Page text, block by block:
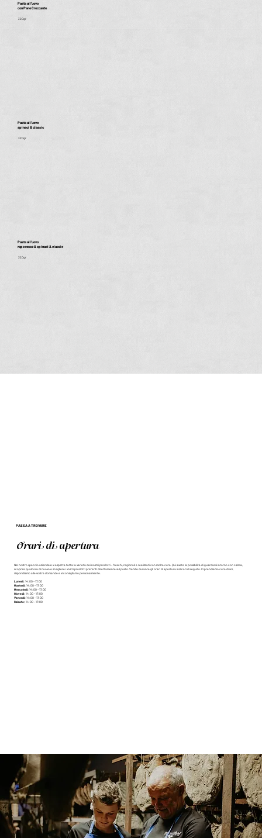
Pasta all'uovo
con Pane Croccante
320gr
Pasta all'uovo
spinaci & classic
320gr
Pasta all'uovo
rape rosse & spinaci & classic
320gr
PASSA A TROVARE
Orari di apertura
Nel nostro spaccio aziendale vi aspetta tutta la varietà dei nostri prodotti – freschi, regionali e realizzati con molta cura. Qui avete la possibilità di guardarvi intorno con calma,
scoprire qualcosa di nuovo e scegliere i vostri prodotti preferiti direttamente sul posto. Venite durante gli orari di apertura indicati di seguito. Ci prendiamo cura di voi,
rispondiamo alle vostre domande e vi consigliamo personalmente.
Lunedì:14:00 – 17:00
Martedì:14:00 – 17:00
Mercoledì:14:00 – 17:00
Giovedì:14:00 – 17:00
Venerdì:14:00 – 17:00
Sabato:14:00 – 17:00